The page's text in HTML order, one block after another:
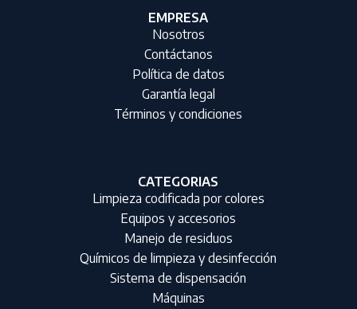
EMPRESA
Nosotros
Contáctanos
Política de datos
Garantía legal
Términos y condiciones
CATEGORIAS
Limpieza codificada por colores
Equipos y accesorios
Manejo de residuos
Químicos de limpieza y desinfección
Sistema de dispensación
Máquinas